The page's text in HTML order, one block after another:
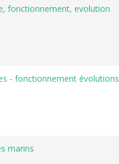
fonctionnement, evolution
- fonctionnement évolutions
marins